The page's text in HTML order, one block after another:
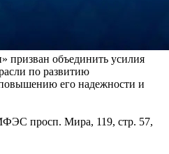
призван объединить усилия
по развитию
повышению его надежности и
просп. Мира, 119, стр. 57,